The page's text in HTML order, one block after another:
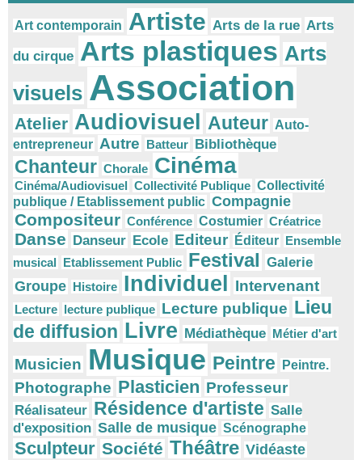
Art contemporain Artiste Arts de la rue Arts
du cirque Arts plastiques Arts
visuels Association
Atelier Audiovisuel Auteur Auto-
entrepreneur Autre Batteur Bibliothèque
Chanteur Chorale Cinéma
Cinéma/Audiovisuel Collectivité Publique Collectivité
publique / Etablissement public Compagnie
Compositeur Conférence Costumier Créatrice
Danse Danseur Ecole Editeur Éditeur Ensemble
musical Etablissement Public Festival Galerie
Groupe Histoire Individuel Intervenant
Lecture lecture publique Lecture publique Lieu
de diffusion Livre Médiathèque Métier d'art
Musicien Musique Peintre Peintre.
Photographe Plasticien Professeur
Réalisateur Résidence d'artiste Salle
d'exposition Salle de musique Scénographe
Sculpteur Société Théâtre Vidéaste